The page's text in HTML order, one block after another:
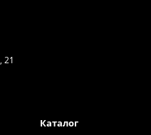
21
Каталог